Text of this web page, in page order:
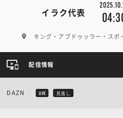
イラク代表
キング・アブドゥッラー・スポ
配信情報
DAZN LIVE 見逃し